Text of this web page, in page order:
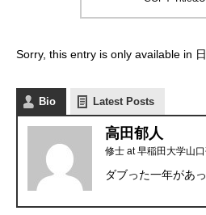
Sorry, this entry is only available in
Bio Latest Posts
高田郁人
修士 at早稲田大学山
ダブった一年があ